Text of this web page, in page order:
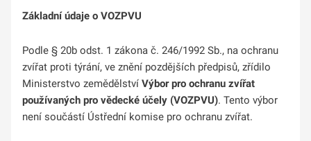
Základní údaje o VOZPVU
Podle § 20b odst. 1 zákona č. 246/1992 Sb., na ochranu
zvířat proti týrání, ve znění pozdějších předpisů, zřídilo
Ministerstvo zemědělství Výbor pro ochranu zvířat
používaných pro vědecké účely (VOZPVU). Tento výbor
není součástí Ústřední komise pro ochranu zvířat.